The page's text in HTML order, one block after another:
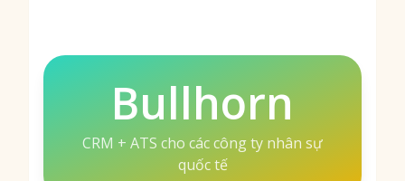
Bullhorn
CRM + ATS cho các công ty nhân sự
quốc tế